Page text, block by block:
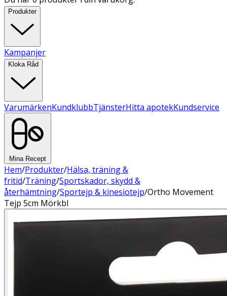
Produkter
Kampanjer
Kloka Råd
VarumärkenKundklubbTjänsterHitta apotekKundservice
Mina Recept
Hem/Produkter/Hälsa, träning &
fritid/Träning/Sportskador, skydd &
återhämtning/Sportejp & kinesiotejp/Ortho Movement
Tejp 5cm Mörkbl